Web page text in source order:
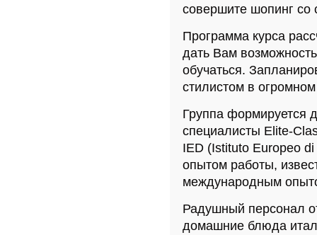
совершите шопинг со
Программа курса
дать Вам
обучаться.
стилистом в
Группа формируется
специалисты Elite-
IED (Istituto Europeo
опытом работы,
международным
Радушный персонал
домашние блюда